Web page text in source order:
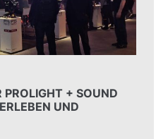
PROLIGHT + SOUND
UND